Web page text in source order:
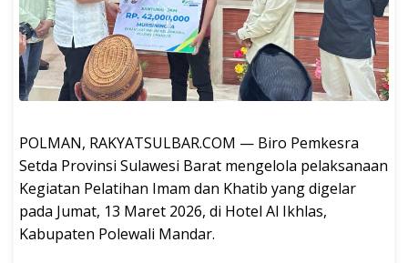
POLMAN, RAKYATSULBAR.COM — Biro Pemkesra
Setda Provinsi Sulawesi Barat mengelola pelaksanaan
Kegiatan Pelatihan Imam dan Khatib yang digelar
pada Jumat, 13 Maret 2026, di Hotel Al Ikhlas,
Kabupaten Polewali Mandar.